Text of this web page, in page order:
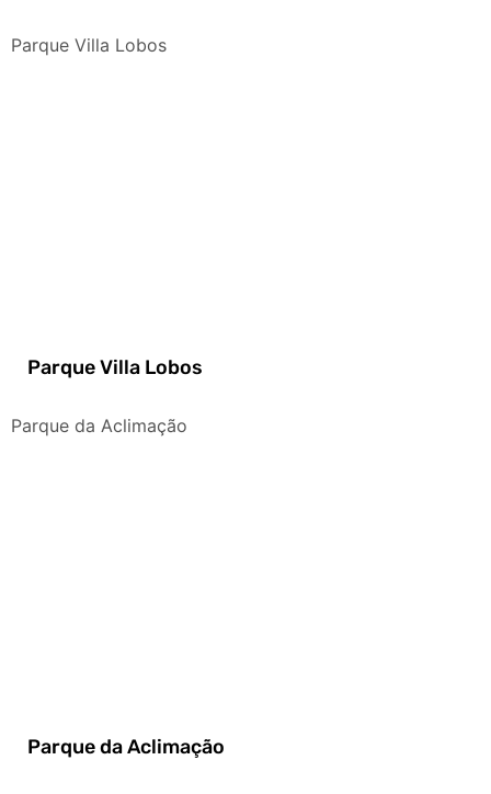
Parque Villa Lobos
Parque Villa Lobos
Parque da Aclimação
Parque da Aclimação